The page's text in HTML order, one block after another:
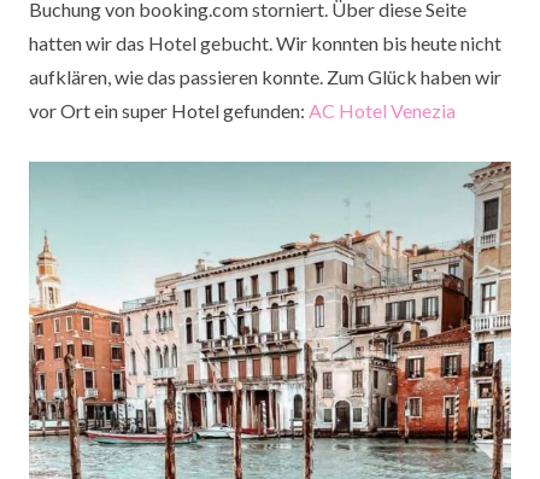
Buchung von booking.com storniert. Über diese Seite
hatten wir das Hotel gebucht. Wir konnten bis heute nicht
aufklären, wie das passieren konnte. Zum Glück haben wir
vor Ort ein super Hotel gefunden: AC Hotel Venezia